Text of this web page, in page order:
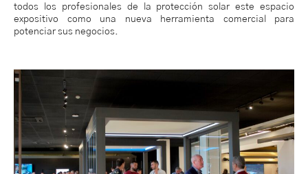
todos los profesionales de la protección solar este espacio
expositivo como una nueva herramienta comercial para
potenciar sus negocios.